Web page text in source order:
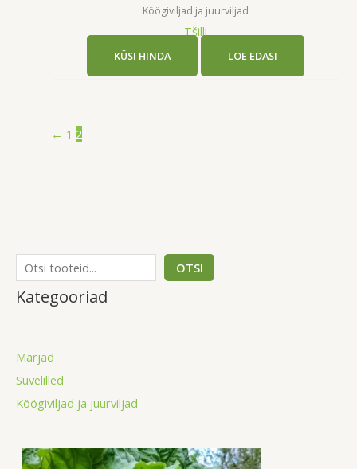
OTSI
Kategooriad
Marjad
Suvelilled
Köögiviljad ja juurviljad
Köögiviljad ja juurviljad
Tšilli
KÜSI HINDA LOE EDASI
← 1 2